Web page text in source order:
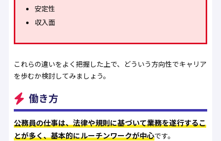
安定性
収入面
これらの違いをよく把握した上で、どういう方向性でキャリア
を歩むか検討してみましょう。
働き方
公務員の仕事は、法律や規則に基づいて業務を遂行するこ
とが多く、基本的にルーチンワークが中心です。